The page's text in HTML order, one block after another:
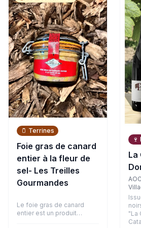
bouche, la matière est
ronde avec des tanins
fondus et bien intégrés,
soutenus par la belle
fraîcheur de son terroir
argilo-graveleux.
un
🫙 Terrines
Foie gras de canard
entier à la fleur de
sel- Les Treilles
Gourmandes
Le foie gras de canard
entier est un produit
🍷
La
"La